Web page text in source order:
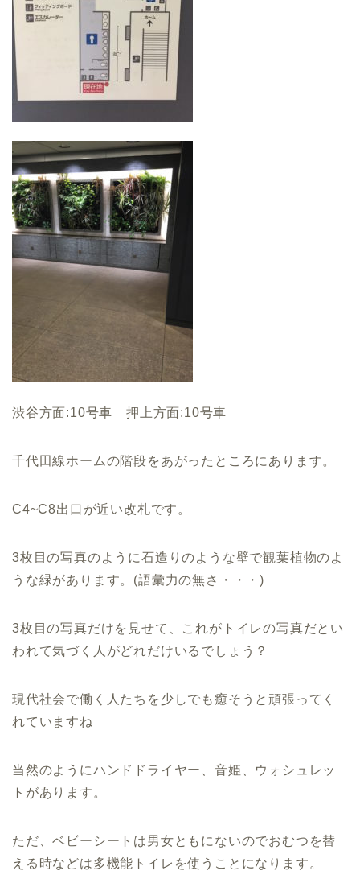
渋谷方面:10号車 押上方面:10号車
千代田線ホームの階段をあがったところにあります。
C4~C8出口が近い改札です。
3枚目の写真のように石造りのような壁で観葉植物のよ
うな緑があります。(語彙力の無さ・・・)
3枚目の写真だけを見せて、これがトイレの写真だとい
われて気づく人がどれだけいるでしょう？
現代社会で働く人たちを少しでも癒そうと頑張ってく
れていますね
当然のようにハンドドライヤー、音姫、ウォシュレッ
トがあります。
ただ、ベビーシートは男女ともにないのでおむつを替
える時などは多機能トイレを使うことになります。